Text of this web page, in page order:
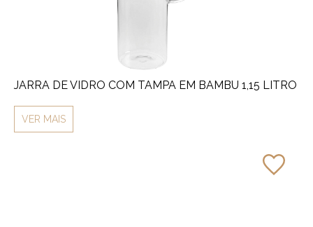
JARRA DE VIDRO COM TAMPA EM BAMBU 1,15 LITRO
VER MAIS